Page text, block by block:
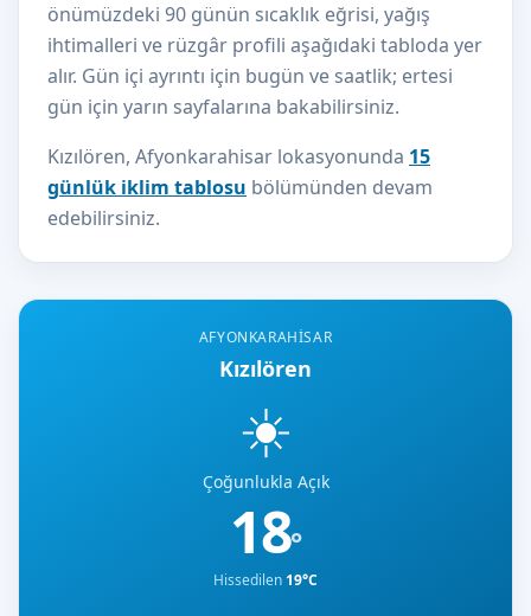
AFYONKARAHISAR
Kızılören
☀️
Çoğunlukla Açık
18°
Hissedilen 19°C
önümüzdeki 90 günün sıcaklık eğrisi, yağış
ihtimalleri ve rüzgâr profili aşağıdaki tabloda yer
alır. Gün içi ayrıntı için bugün ve saatlik; ertesi
gün için yarın sayfalarına bakabilirsiniz.
Kızılören, Afyonkarahisar lokasyonunda 15
günlük iklim tablosu bölümünden devam
edebilirsiniz.